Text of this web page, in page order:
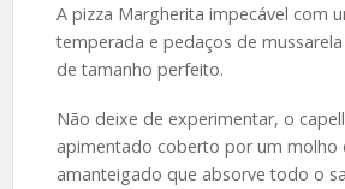
A pizza Margherita impecável com
temperada e pedaços de
de tamanho perfeito.
Não deixe de experimentar, o
apimentado coberto por um molho
amanteigado que absorve todo o